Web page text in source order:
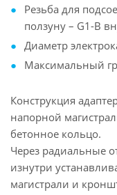
Резьба для
ползуну – G1-В
Диаметр
Максимальный
Конструкция
напорной
бетонное кольцо.
Через радиальные
изнутри
магистрали и